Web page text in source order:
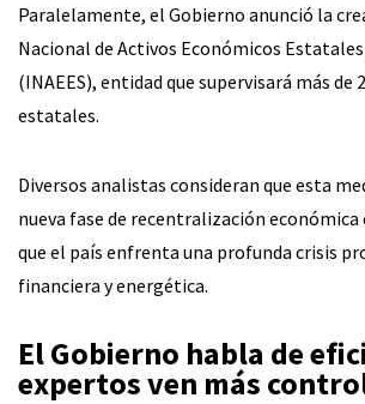
Paralelamente, el Gobierno anunció la
Nacional de Activos Económicos Estatales
(INAEES), entidad que supervisará más de
estatales.
Diversos analistas consideran que esta
nueva fase de recentralización
que el país enfrenta una profunda crisis
financiera y energética.
El Gobierno habla de
expertos ven más